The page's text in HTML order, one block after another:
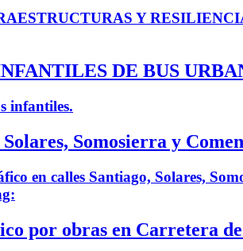
Y
DE BUS
infantiles.
Somosierra y
en calles Santiago, Solares,
por obras en Carretera